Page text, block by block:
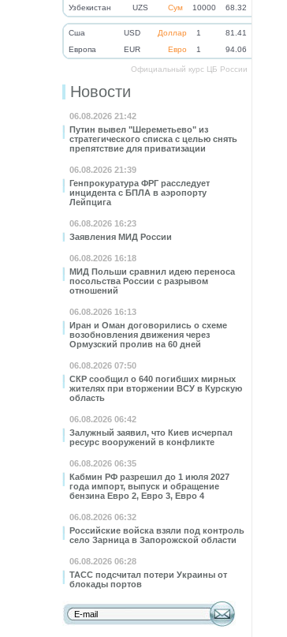
Узбекистан
UZS Сум 10000 68.32
Cша USD Доллар 1
81.41
Eвропа
EUR Евро 1 94.06
Официальный курс ЦБ России
Новости
06.08.2026 21:42
Путин вывел "Шереметьево" из
стратегического списка с целью снять
препятствие для приватизации
06.08.2026 21:39
Генпрокуратура ФРГ расследует
инцидента с БПЛА в аэропорту
Лейпцига
06.08.2026 16:23
Заявления МИД России
06.08.2026 16:18
МИД Польши сравнил идею переноса
посольства России с разрывом
отношений
06.08.2026 16:13
Иран и Оман договорились о схеме
возобновления движения через
Ормузский пролив на 60 дней
06.08.2026 07:50
СКР сообщил о 640 погибших мирных
жителях при вторжении ВСУ в Курскую
область
06.08.2026 06:42
Залужный заявил, что Киев исчерпал
ресурс вооружений в конфликте
06.08.2026 06:35
Кабмин РФ разрешил до 1 июля 2027
года импорт, выпуск и обращение
бензина Евро 2, Евро 3, Евро 4
06.08.2026 06:32
Российские войска взяли под контроль
село Зарница в Запорожской области
06.08.2026 06:28
ТАСС подсчитал потери Украины от
блокады портов